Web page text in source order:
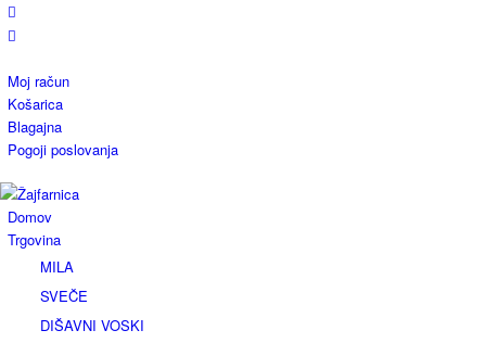
Moj račun
Košarica
Blagajna
Pogoji poslovanja
Domov
Trgovina
MILA
SVEČE
DIŠAVNI VOSKI